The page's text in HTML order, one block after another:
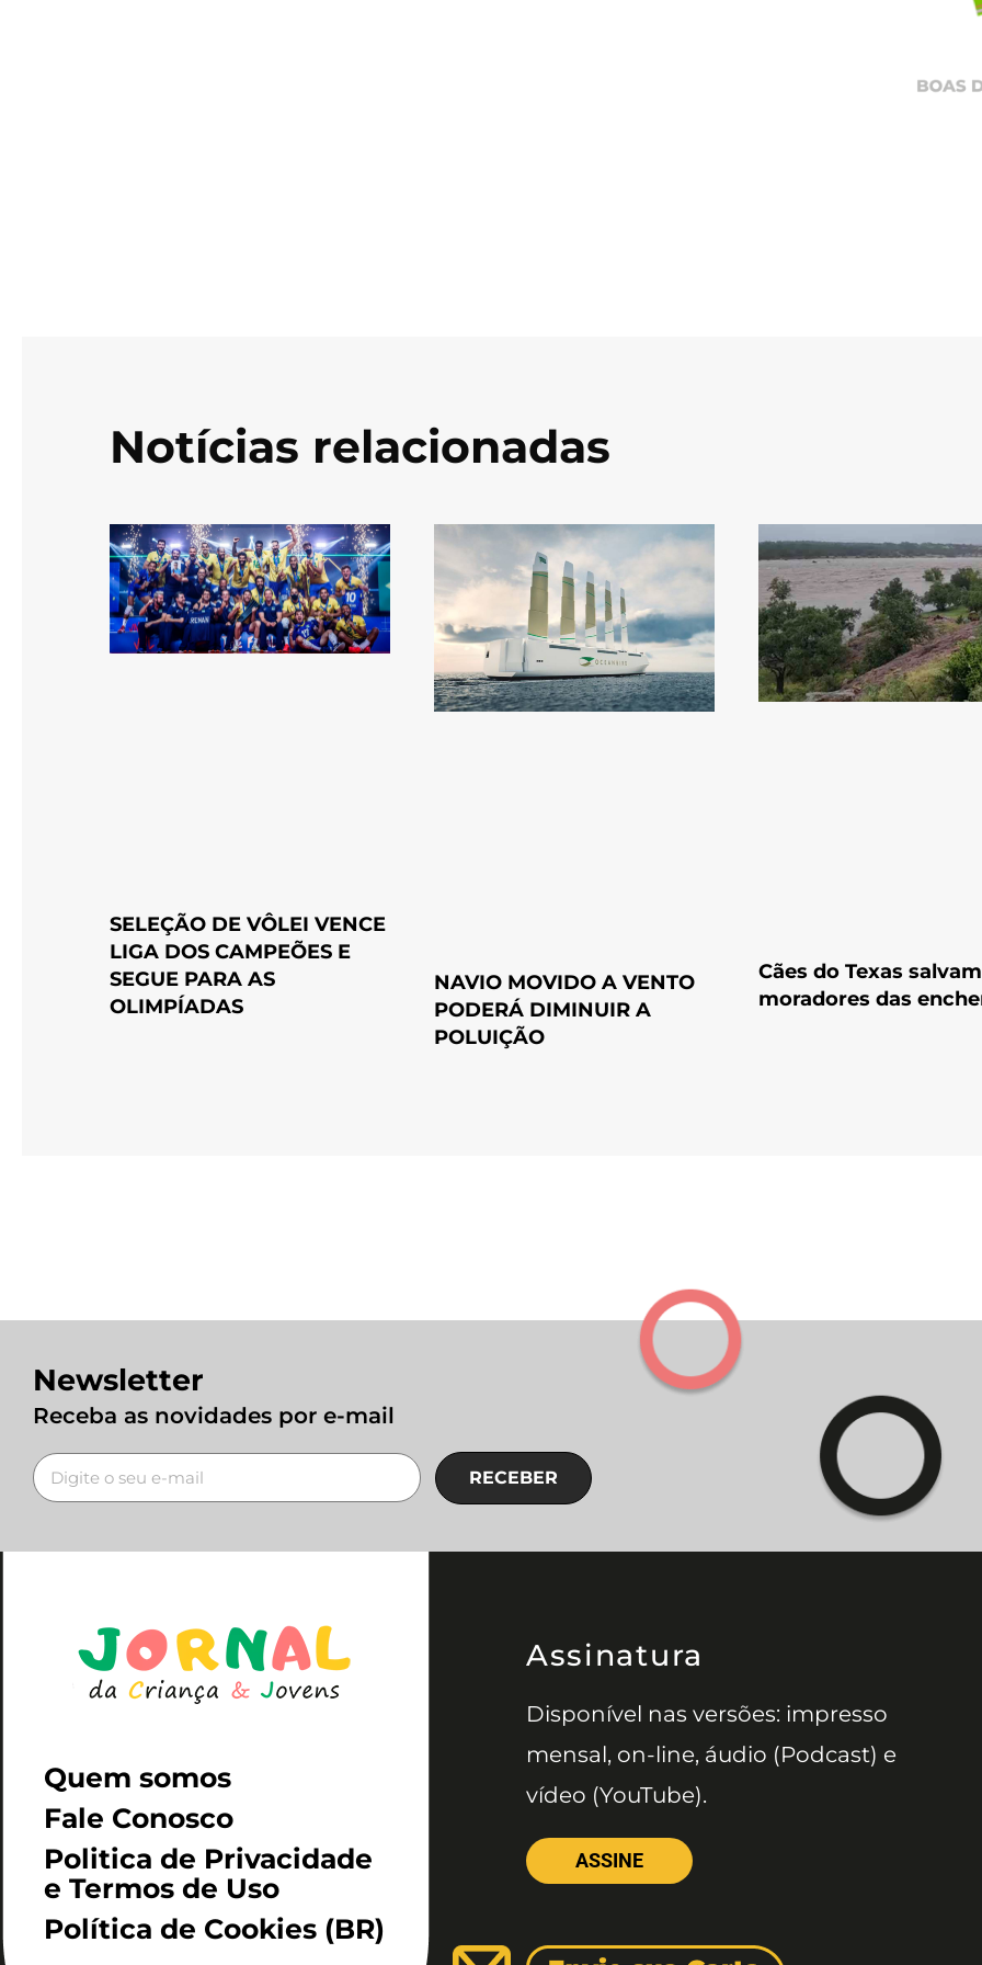
Notícias relacionadas
SELEÇÃO DE VÔLEI VENCE
LIGA DOS CAMPEÕES E
SEGUE PARA AS
OLIMPÍADAS
NAVIO MOVIDO A VENTO
PODERÁ DIMINUIR A
POLUIÇÃO
Cães do Texas salvam
moradores das
Newsletter
Receba as novidades por e-mail
RECEBER
Quem somos
Fale Conosco
Politica de Privacidade
e Termos de Uso
Política de Cookies (BR)
Assinatura
Disponível nas versões: impresso
mensal, on-line, áudio (Podcast) e
vídeo (YouTube).
ASSINE